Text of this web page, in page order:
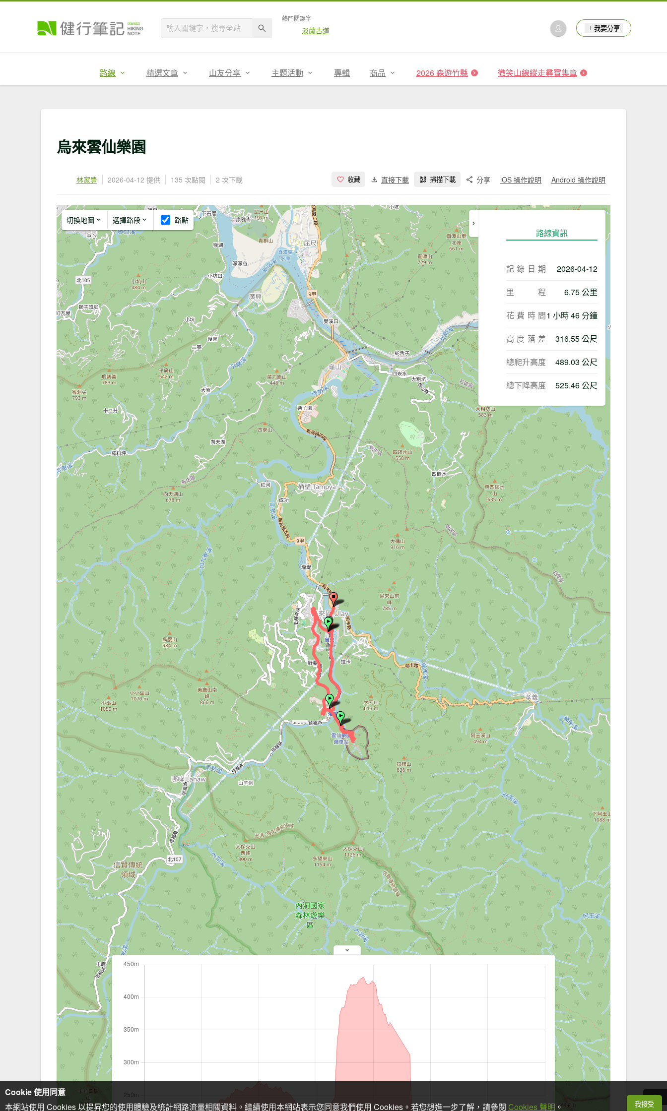
熱門關鍵字
淡蘭古道 我要分享
路線 精選文章 山友分享 主題活動 專輯 商品 2026 森遊竹縣 微笑山線縱走尋寶集章
烏來雲仙樂園
林家豊 2026-04-12 提供 135 次點閱 2 次下載 收藏 直接下載 掃描下載 分享 iOS 操作說明 Android 操作說明
切換地圖 選擇路段 路點
路線資訊
記錄日期 2026-04-12
里程 6.75 公里
花費時間1 小時 46 分鐘
高度落差 316.55 公尺
總爬升高度 489.03 公尺
總下降高度 525.46 公尺
Cookie 使用同意
本網站使用 Cookies 以提昇您的使用體驗及統計網路流量相關資料。繼續使用本網站表示您同意我們使用 Cookies。若您想進一步了解，請參閱 Cookies 聲明。 我接受